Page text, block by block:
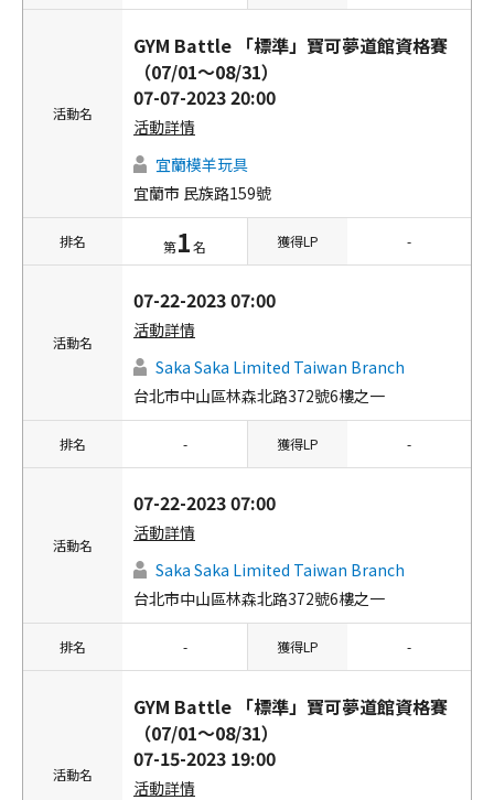
活動名
GYM Battle 「標準」寶可夢道館資格賽
（07/01～08/31）
07-07-2023 20:00
活動詳情
宜蘭模羊玩具
宜蘭市 民族路159號
排名 第1名 獲得LP -
活動名
07-22-2023 07:00
活動詳情
Saka Saka Limited Taiwan Branch
台北市中山區林森北路372號6樓之一
排名 - 獲得LP -
活動名
07-22-2023 07:00
活動詳情
Saka Saka Limited Taiwan Branch
台北市中山區林森北路372號6樓之一
排名 - 獲得LP -
活動名
GYM Battle 「標準」寶可夢道館資格賽
（07/01～08/31）
07-15-2023 19:00
活動詳情